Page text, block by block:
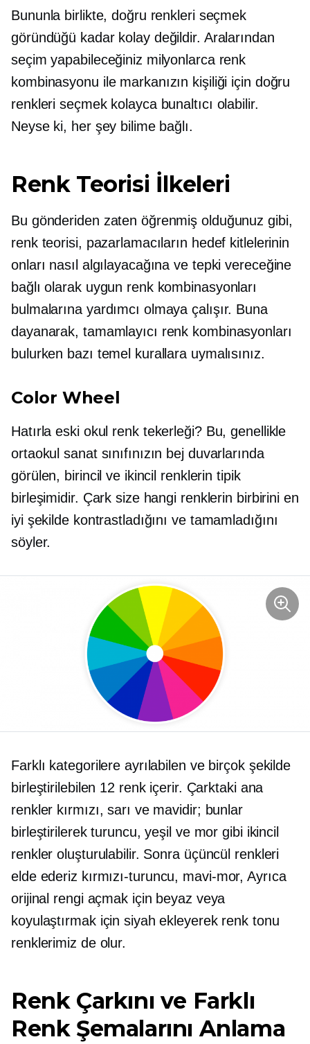
Bununla birlikte, doğru renkleri seçmek
göründüğü kadar kolay değildir. Aralarından
seçim yapabileceğiniz milyonlarca renk
kombinasyonu ile markanızın kişiliği için doğru
renkleri seçmek kolayca bunaltıcı olabilir.
Neyse ki, her şey bilime bağlı.
Renk Teorisi İlkeleri
Bu gönderiden zaten öğrenmiş olduğunuz gibi,
renk teorisi, pazarlamacıların hedef kitlelerinin
onları nasıl algılayacağına ve tepki vereceğine
bağlı olarak uygun renk kombinasyonları
bulmalarına yardımcı olmaya çalışır. Buna
dayanarak, tamamlayıcı renk kombinasyonları
bulurken bazı temel kurallara uymalısınız.
Color Wheel
Hatırlaeski okul renk tekerleği? Bu, genellikle
ortaokul sanat sınıfınızın bej duvarlarında
görülen, birincil ve ikincil renklerin tipik
birleşimidir. Çark size hangi renklerin birbirini en
iyi şekilde kontrastladığını ve tamamladığını
söyler.
Farklı kategorilere ayrılabilen ve birçok şekilde
birleştirilebilen 12 renk içerir. Çarktaki ana
renkler kırmızı, sarı ve mavidir; bunlar
birleştirilerek turuncu, yeşil ve mor gibi ikincil
renkler oluşturulabilir. Sonra üçüncül renkleri
elde ederiz kırmızı-turuncu, mavi-mor, Ayrıca
orijinal rengi açmak için beyaz veya
koyulaştırmak için siyah ekleyerek renk tonu
renklerimiz de olur.
Renk Çarkını ve Farklı
Renk Şemalarını Anlama